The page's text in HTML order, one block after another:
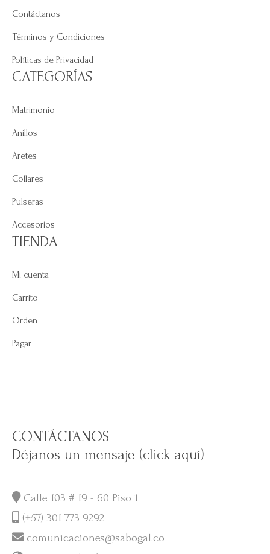
Contáctanos
Términos y Condiciones
Políticas de Privacidad
CATEGORÍAS
Matrimonio
Anillos
Aretes
Collares
Pulseras
Accesorios
TIENDA
Mi cuenta
Carrito
Orden
Pagar
CONTÁCTANOS
Déjanos un mensaje (click aquí)
Calle 103 # 19 - 60 Piso 1
(+57) 301 773 9292
comunicaciones@sabogal.co